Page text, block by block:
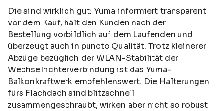
Die sind wirklich gut: Yuma informiert transparent
vor dem Kauf, hält den Kunden nach der
Bestellung vorbildlich auf dem Laufenden und
überzeugt auch in puncto Qualität. Trotz kleinerer
Abzüge bezüglich der WLAN-Stabilität der
Wechselrichterverbindung ist das Yuma-
Balkonkraftwerk empfehlenswert. Die Halterungen
fürs Flachdach sind blitzschnell
zusammengeschraubt, wirken aber nicht so robust